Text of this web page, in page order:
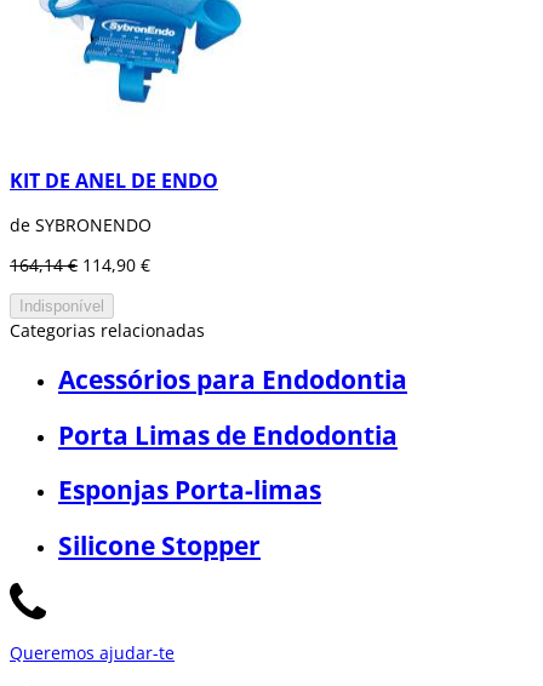
KIT DE ANEL DE ENDO
de SYBRONENDO
164,14 € 114,90 €
Indisponível
Categorias relacionadas
Acessórios para Endodontia
Porta Limas de Endodontia
Esponjas Porta-limas
Silicone Stopper
Queremos ajudar-te